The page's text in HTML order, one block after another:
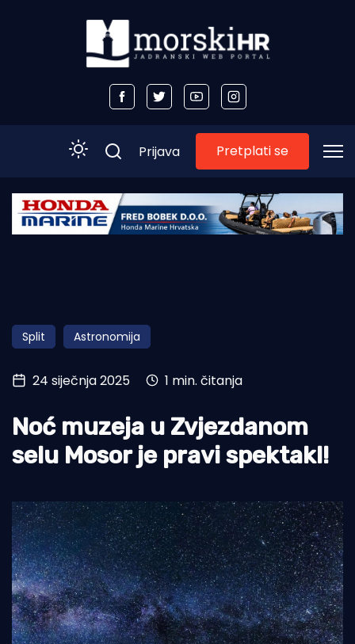
Početna
Obala
Otoci
Turizam i nautika
Pomorstvo
Ribolov
Tradicija i kultura
Prijava Pretplati se
Split Astronomija
24 siječnja 2025 1 min. čitanja
Noć muzeja u Zvjezdanom
selu Mosor je pravi spektakl!